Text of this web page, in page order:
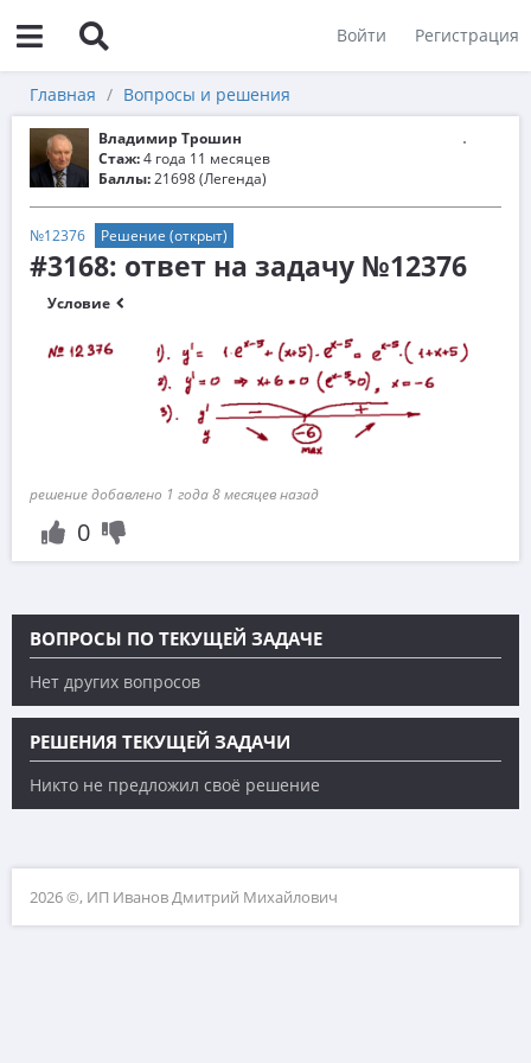
Войти Регистрация
Главная Вопросы и решения
Владимир Трошин
Стаж:4 года 11 месяцев
Баллы:21698 (Легенда)
№12376 Решение (открыт)
#3168: ответ на задачу №12376
Условие
решение добавлено 1 года 8 месяцев назад
0
ВОПРОСЫ ПО ТЕКУЩЕЙ ЗАДАЧЕ
Нет других вопросов
РЕШЕНИЯ ТЕКУЩЕЙ ЗАДАЧИ
Никто не предложил своё решение
2026 ©, ИП Иванов Дмитрий Михайлович